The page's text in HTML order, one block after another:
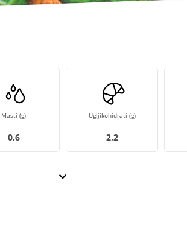
Masti (g)
0,6
Ugljikohidrati (g)
2,2